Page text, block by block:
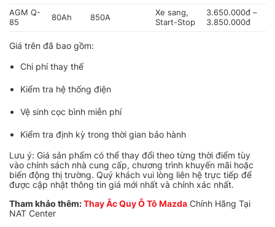
AGM Q-
85
80Ah 850A
Xe sang,
Start-Stop
3.650.000đ –
3.850.000đ
Giá trên đã bao gồm:
Chi phí thay thế
Kiểm tra hệ thống điện
Vệ sinh cọc bình miễn phí
Kiểm tra định kỳ trong thời gian bảo hành
Lưu ý: Giá sản phẩm có thể thay đổi theo từng thời điểm tùy
vào chính sách nhà cung cấp, chương trình khuyến mãi hoặc
biến động thị trường. Quý khách vui lòng liên hệ trực tiếp để
được cập nhật thông tin giá mới nhất và chính xác nhất.
Tham khảo thêm:Thay Ắc Quy Ô Tô Mazda Chính Hãng Tại
NAT Center